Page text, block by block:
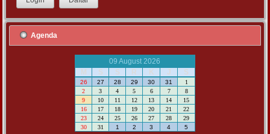
Agenda
09 August 2026
M
S S R K J S
26 27 28 29 30 31
1
2
3 4 5 6 7
8
9
10 11 12 13 14
15
16
17 18 19 20 21
22
23
24 25 26 27 28
29
30
31 1 2 3 4 5